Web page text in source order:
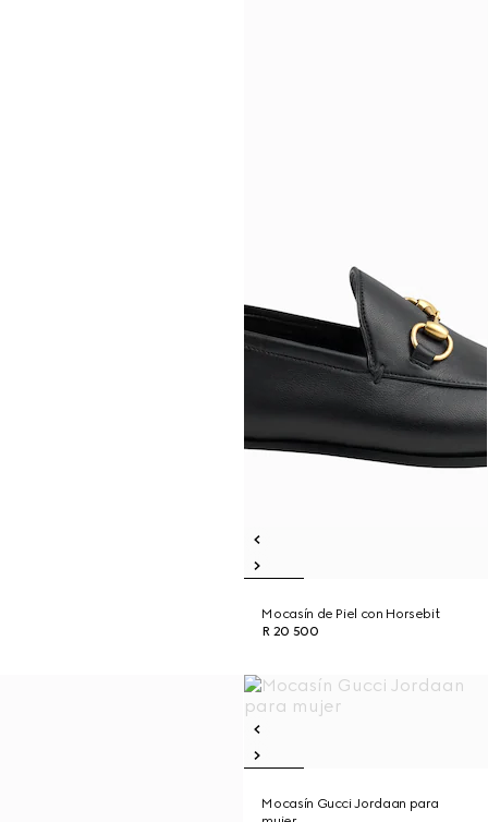
Mocasín de Piel con Horsebit
R 20 500
Mocasín Gucci Jordaan para